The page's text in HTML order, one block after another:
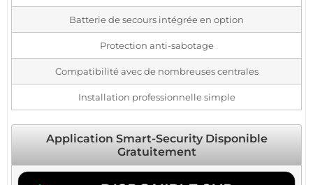
Batterie de secours intégrée en option
Protection anti-sabotage
Compatibilité avec de nombreuses centrales
Installation professionnelle simple
Application Smart-Security Disponible
Gratuitement